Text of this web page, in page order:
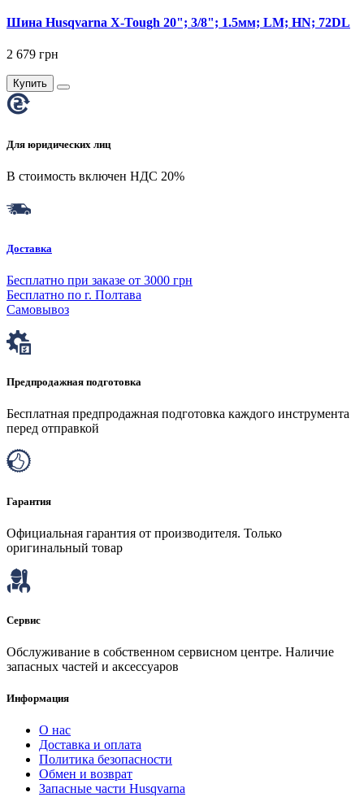
Шина Husqvarna X-Tough 20"; 3/8"; 1.5мм; LM; HN; 72DL
2 679 грн
Купить
Для юридических лиц
В стоимость включен НДС 20%
Доставка
Бесплатно при заказе от 3000 грн
Бесплатно по г. Полтава
Самовывоз
Предпродажная подготовка
Бесплатная предпродажная подготовка каждого инструмента
перед отправкой
Гарантия
Официальная гарантия от производителя. Только
оригинальный товар
Сервис
Обслуживание в собственном сервисном центре. Наличие
запасных частей и аксессуаров
Информация
О нас
Доставка и оплата
Политика безопасности
Обмен и возврат
Запасные части Husqvarna